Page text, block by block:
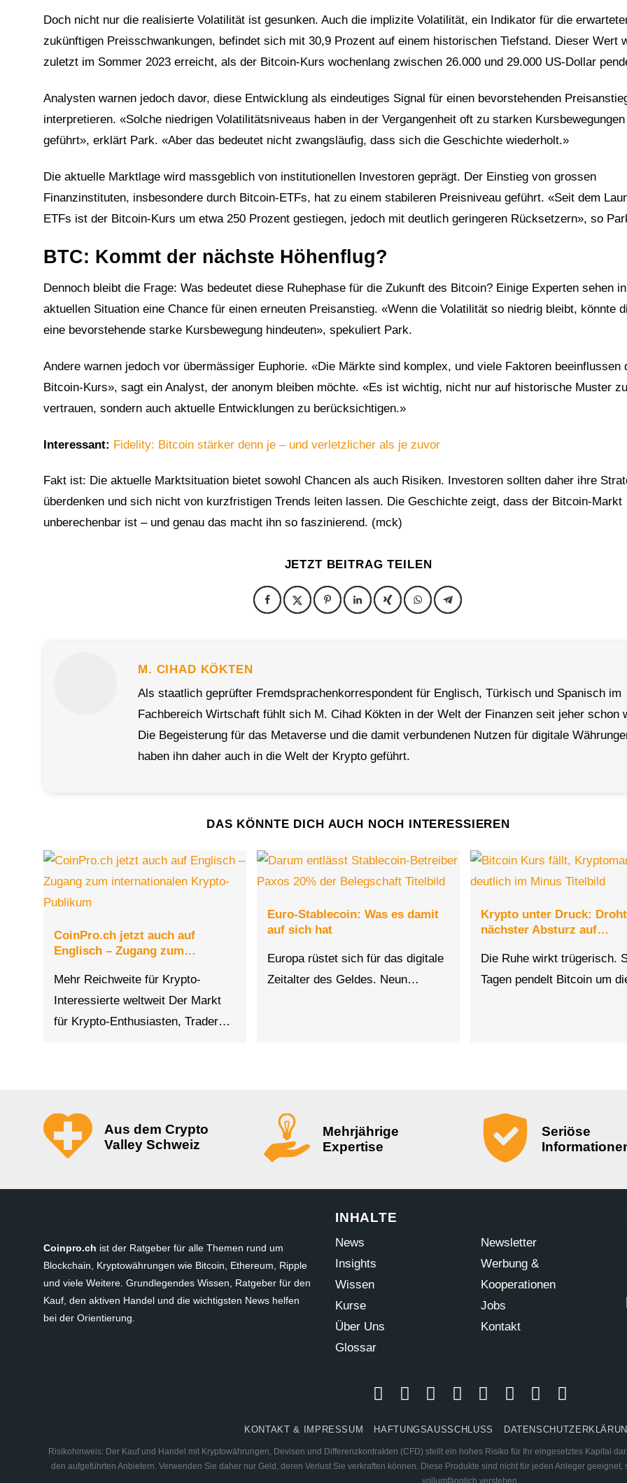
Doch nicht nur die realisierte Volatilität ist gesunken. Auch die implizite Volatilität, ein Indikator für die
zukünftigen Preisschwankungen, befindet sich mit 30,9 Prozent auf einem historischen Tiefstand. Dieser Wert
zuletzt im Sommer 2023 erreicht, als der Bitcoin-Kurs wochenlang zwischen 26.000 und 29.000 US-Dollar
Analysten warnen jedoch davor, diese Entwicklung als eindeutiges Signal für einen bevorstehenden
interpretieren. «Solche niedrigen Volatilitätsniveaus haben in der Vergangenheit oft zu starken Kursbewegungen
geführt», erklärt Park. «Aber das bedeutet nicht zwangsläufig, dass sich die Geschichte wiederholt.»
Die aktuelle Marktlage wird massgeblich von institutionellen Investoren geprägt. Der Einstieg von grossen
Finanzinstituten, insbesondere durch Bitcoin-ETFs, hat zu einem stabileren Preisniveau geführt. «Seit dem
ETFs ist der Bitcoin-Kurs um etwa 250 Prozent gestiegen, jedoch mit deutlich geringeren Rücksetzern», so
BTC: Kommt der nächste Höhenflug?
Dennoch bleibt die Frage: Was bedeutet diese Ruhephase für die Zukunft des Bitcoin? Einige Experten sehen
aktuellen Situation eine Chance für einen erneuten Preisanstieg. «Wenn die Volatilität so niedrig bleibt, könnte
eine bevorstehende starke Kursbewegung hindeuten», spekuliert Park.
Andere warnen jedoch vor übermässiger Euphorie. «Die Märkte sind komplex, und viele Faktoren beeinflussen
Bitcoin-Kurs», sagt ein Analyst, der anonym bleiben möchte. «Es ist wichtig, nicht nur auf historische Muster zu
vertrauen, sondern auch aktuelle Entwicklungen zu berücksichtigen.»
Interessant: Fidelity: Bitcoin stärker denn je – und verletzlicher als je zuvor
Fakt ist: Die aktuelle Marktsituation bietet sowohl Chancen als auch Risiken. Investoren sollten daher ihre
überdenken und sich nicht von kurzfristigen Trends leiten lassen. Die Geschichte zeigt, dass der Bitcoin-Markt
unberechenbar ist – und genau das macht ihn so faszinierend. (mck)
JETZT BEITRAG TEILEN
M. CIHAD KÖKTEN
Als staatlich geprüfter Fremdsprachenkorrespondent für Englisch, Türkisch und Spanisch im
Fachbereich Wirtschaft fühlt sich M. Cihad Kökten in der Welt der Finanzen seit jeher schon
Die Begeisterung für das Metaverse und die damit verbundenen Nutzen für digitale
haben ihn daher auch in die Welt der Krypto geführt.
DAS KÖNNTE DICH AUCH NOCH INTERESSIEREN
CoinPro.ch jetzt auch auf
Englisch – Zugang zum…
Mehr Reichweite für Krypto-
Interessierte weltweit Der Markt
für Krypto-Enthusiasten, Trader…
Euro-Stablecoin: Was es damit
auf sich hat
Europa rüstet sich für das digitale
Zeitalter des Geldes. Neun…
Krypto unter Druck:
nächster Absturz auf…
Die Ruhe wirkt trügerisch.
Tagen pendelt Bitcoin um
Aus dem Crypto
Valley Schweiz
Mehrjährige
Expertise
Seriöse
Coinpro.ch ist der Ratgeber für alle Themen rund um
Blockchain, Kryptowährungen wie Bitcoin, Ethereum, Ripple
und viele Weitere. Grundlegendes Wissen, Ratgeber für den
Kauf, den aktiven Handel und die wichtigsten News helfen
bei der Orientierung.
INHALTE
News
Insights
Wissen
Kurse
Über Uns
Glossar
Newsletter
Werbung &
Kooperationen
Jobs
Kontakt
KONTAKT & IMPRESSUM HAFTUNGSAUSSCHLUSS
Risikohinweis: Der Kauf und Handel mit Kryptowährungen, Devisen und Differenzkontrakten (CFD) stellt ein hohes Risiko für Ihr eingesetztes Kapital
den aufgeführten Anbietern. Verwenden Sie daher nur Geld, deren Verlust Sie verkraften können. Diese Produkte sind nicht für jeden Anleger
vollumfänglich verstehen.